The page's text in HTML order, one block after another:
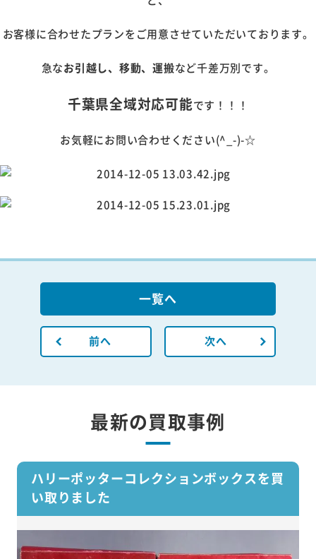
お客様に合わせたプランをご用意させていただいております。
急なお引越し、移動、運搬など千差万別です。
千葉県全域対応可能です！！！
お気軽にお問い合わせください(^_-)-☆
前へ
一覧へ
次へ
最新の買取事例
ハリーポッターコレクションボックスを買
い取りました